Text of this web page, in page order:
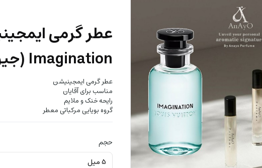
Imagination (جیوادان)
عطر گرمی ایمجینیشن
مناسب برای آقایان
رایحه خنک و ملایم
گروه بویایی مرکباتی معطر
حجم